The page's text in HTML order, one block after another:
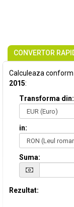
CONVERTOR
Calculeaza conform
2015:
Transforma din:
in:
Suma:
Rezultat: